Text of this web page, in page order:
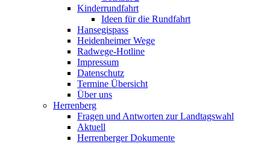
Kinderrundfahrt
Ideen für die Rundfahrt
Hansegispass
Heidenheimer Wege
Radwege-Hotline
Impressum
Datenschutz
Termine Übersicht
Über uns
Herrenberg
Fragen und Antworten zur Landtagswahl
Aktuell
Herrenberger Dokumente